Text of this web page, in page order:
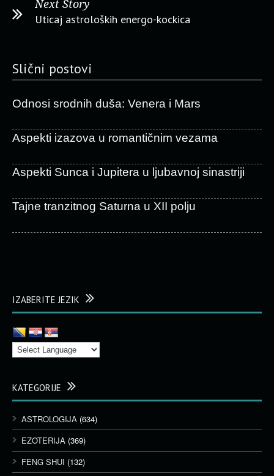
Next Story
Uticaj astroloških energo-kockica
Slični postovi
Odnosi srodnih duša: Venera i Mars
Aspekti izazova u romantičnim vezama
Aspekti Sunca i Jupitera u ljubavnoj sinastriji
Tajne tranzitnog Saturna u XII polju
IZABERITE JEZIK
KATEGORIJE
ASTROLOGIJA (634)
EZOTERIJA (369)
FENG SHUI (132)